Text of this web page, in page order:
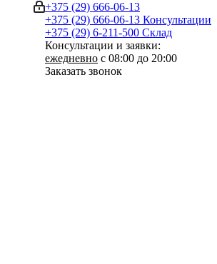
+375 (29) 666-06-13
+375 (29) 666-06-13 Консультации
+375 (29) 6-211-500 Склад
Консультации и заявки:
ежедневно с 08:00 до 20:00
Заказать звонок